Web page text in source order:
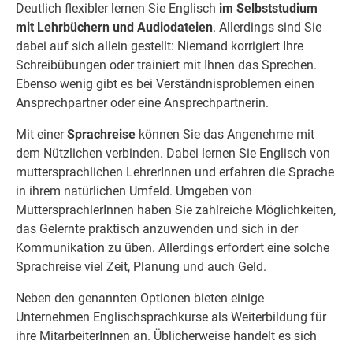
Deutlich flexibler lernen Sie Englisch im Selbststudium
mit Lehrbüchern und Audiodateien. Allerdings sind Sie
dabei auf sich allein gestellt: Niemand korrigiert Ihre
Schreibübungen oder trainiert mit Ihnen das Sprechen.
Ebenso wenig gibt es bei Verständnisproblemen einen
Ansprechpartner oder eine Ansprechpartnerin.
Mit einerSprachreise können Sie das Angenehme mit
dem Nützlichen verbinden. Dabei lernen Sie Englisch von
muttersprachlichen LehrerInnen und erfahren die Sprache
in ihrem natürlichen Umfeld. Umgeben von
MuttersprachlerInnen haben Sie zahlreiche Möglichkeiten,
das Gelernte praktisch anzuwenden und sich in der
Kommunikation zu üben. Allerdings erfordert eine solche
Sprachreise viel Zeit, Planung und auch Geld.
Neben den genannten Optionen bieten einige
Unternehmen Englischsprachkurse als Weiterbildung für
ihre MitarbeiterInnen an. Üblicherweise handelt es sich